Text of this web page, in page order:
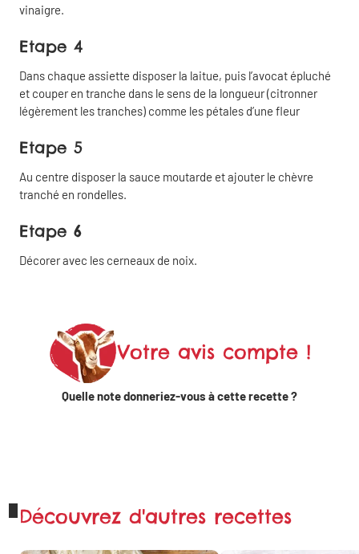
Partager
Copier
le lien
Partager
par email
Partager
Partager
Partager
sur X
vinaigre.
Etape 4
Dans chaque assiette disposer la laitue, puis l’avocat épluché
et couper en tranche dans le sens de la longueur (citronner
légèrement les tranches) comme les pétales d’une fleur
Etape 5
Au centre disposer la sauce moutarde et ajouter le chèvre
tranché en rondelles.
Etape 6
Décorer avec les cerneaux de noix.
Votre avis compte !
Quelle note donneriez-vous à cette recette ?
Découvrez d'autres recettes